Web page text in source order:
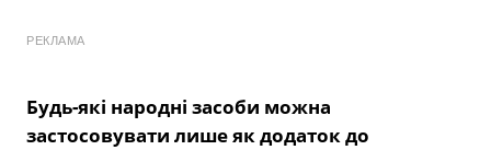
РЕКЛАМА
Будь-які народні засоби можна
застосовувати лише як додаток до